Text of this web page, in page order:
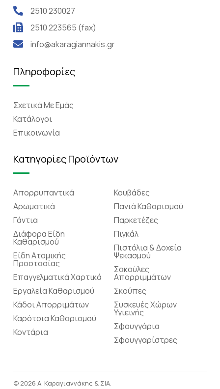
2510 230027
2510 223565 (fax)
info@akaragiannakis.gr
Πληροφορίες
Σχετικά Mε Eμάς
Κατάλογοι
Επικοινωνία
Κατηγορίες Προϊόντων
Απορρυπαντικά
Αρωματικά
Γάντια
Διάφορα Είδη
Καθαρισμού
Είδη Ατομικής
Προστασίας
Επαγγελματικά Χαρτικά
Εργαλεία Καθαρισμού
Κάδοι Απορριμάτων
Καρότσια Καθαρισμού
Κοντάρια
Κουβάδες
Πανιά Καθαρισμού
Παρκετέζες
Πιγκάλ
Πιστόλια & Δοχεία
Ψεκασμού
Σακούλες
Απορριμμάτων
Σκούπες
Συσκευές Χώρων
Υγιεινής
Σφουγγάρια
Σφουγγαρίστρες
© 2026 Α. Καραγιαννάκης & ΣΙΑ.